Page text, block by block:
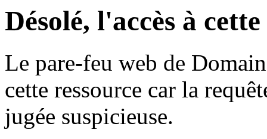
Désolé, l'accès à
Le pare-feu web de
cette ressource car la
jugée suspicieuse.